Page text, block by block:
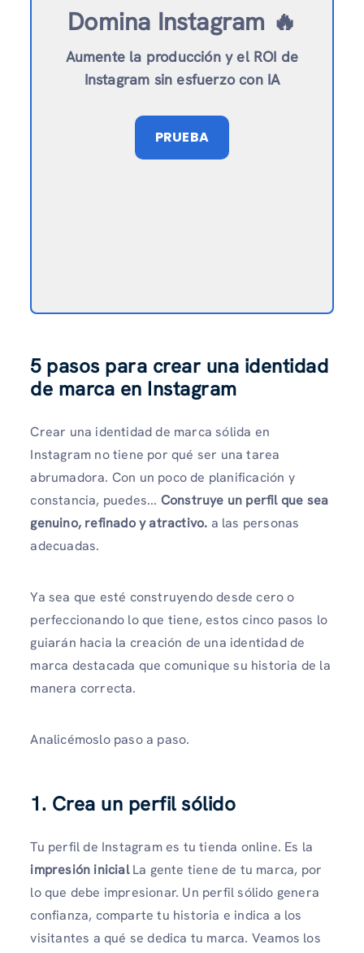
Domina Instagram 🔥
Aumente la producción y el ROI de
Instagram sin esfuerzo con IA
PRUEBA
5 pasos para crear una identidad
de marca en Instagram
Crear una identidad de marca sólida en
Instagram no tiene por qué ser una tarea
abrumadora. Con un poco de planificación y
constancia, puedes... Construye un perfil que sea
genuino, refinado y atractivo. a las personas
adecuadas.
Ya sea que esté construyendo desde cero o
perfeccionando lo que tiene, estos cinco pasos lo
guiarán hacia la creación de una identidad de
marca destacada que comunique su historia de la
manera correcta.
Analicémoslo paso a paso.
1. Crea un perfil sólido
Tu perfil de Instagram es tu tienda online. Es la
impresión inicialLa gente tiene de tu marca, por
lo que debe impresionar. Un perfil sólido genera
confianza, comparte tu historia e indica a los
visitantes a qué se dedica tu marca. Veamos los